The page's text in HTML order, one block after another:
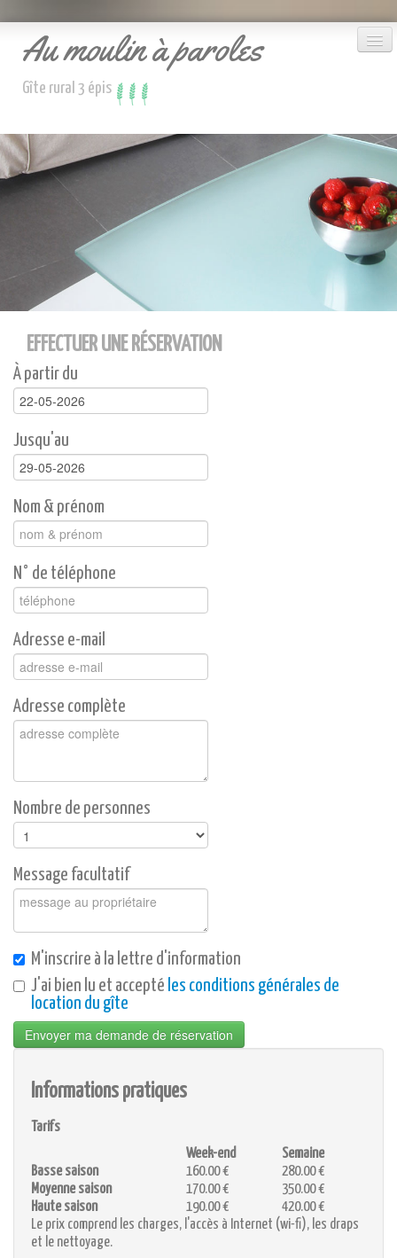
Au moulin à paroles
Gîte rural 3 épis
Le gîte
Accueil
Nous contacter
EFFECTUER UNE RÉSERVATION
À partir du
Jusqu'au
Nom & prénom
N° de téléphone
Adresse e-mail
Adresse complète
Nombre de personnes
Message facultatif
M'inscrire à la lettre d'information
J'ai bien lu et accepté les conditions générales de
location du gîte
Envoyer ma demande de réservation
Informations pratiques
Tarifs
Week-end
Semaine
Basse saison
160.00 €
280.00 €
Moyenne saison
170.00 €
350.00 €
Haute saison
190.00 €
420.00 €
Le prix comprend les charges, l'accès à Internet (wi-fi), les draps
et le nettoyage.